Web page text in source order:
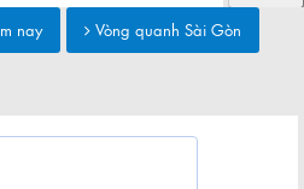
nay
Vòng quanh Sài Gòn